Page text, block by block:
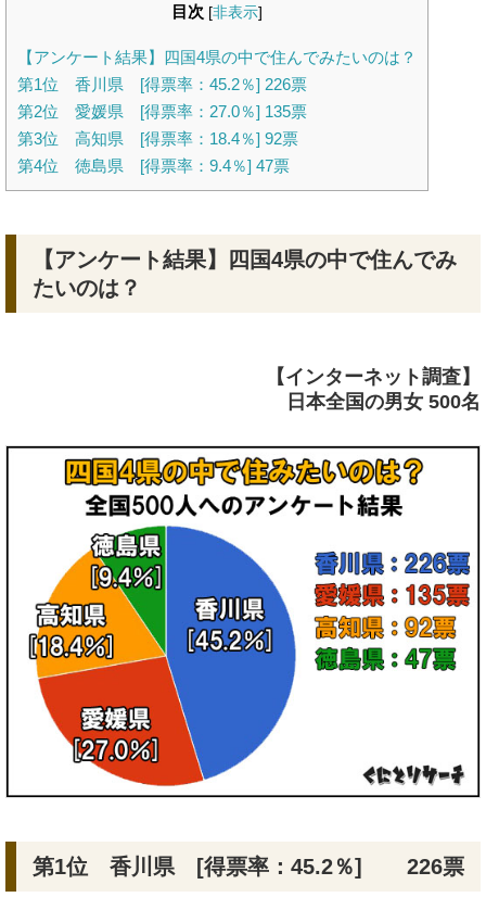
目次 [非表示]
【アンケート結果】四国4県の中で住んでみたいのは？
第1位 香川県 [得票率：45.2％] 226票
第2位 愛媛県 [得票率：27.0％] 135票
第3位 高知県 [得票率：18.4％] 92票
第4位 徳島県 [得票率：9.4％] 47票
【アンケート結果】四国4県の中で住んでみ
たいのは？
【インターネット調査】
日本全国の男女 500名
第1位 香川県 [得票率：45.2％] 226票